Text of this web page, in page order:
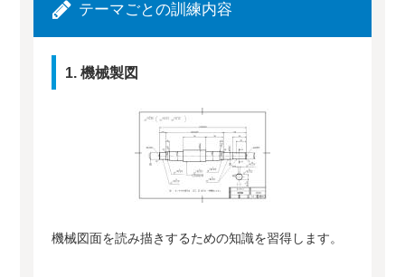
テーマごとの訓練内容
1. 機械製図
機械図面を読み描きするための知識を習得します。